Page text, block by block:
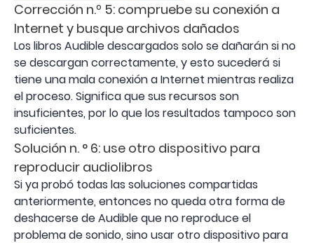
Corrección n.º 5: compruebe su conexión a
Internet y busque archivos dañados
Los libros Audible descargados solo se dañarán si no
se descargan correctamente, y esto sucederá si
tiene una mala conexión a Internet mientras realiza
el proceso. Significa que sus recursos son
insuficientes, por lo que los resultados tampoco son
suficientes.
Solución n. ° 6: use otro dispositivo para
reproducir audiolibros
Si ya probó todas las soluciones compartidas
anteriormente, entonces no queda otra forma de
deshacerse de Audible que no reproduce el
problema de sonido, sino usar otro dispositivo para